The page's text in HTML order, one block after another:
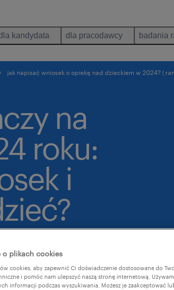
kandydata dla pracodawcy badania
jak napisać wniosek o opiekę nad dzieckiem w 2024? |
na
roku:
i
o plikach cookies
cookies, aby zapewnić Ci doświadczenie dostosowane do
i pomóc nam ulepszyć naszą stronę internetową.
informacji podczas wyszukiwania. Możesz je zaakceptować